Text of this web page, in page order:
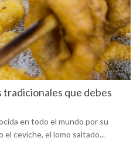
que debes
en todo el mundo por su
el ceviche, el lomo saltado...